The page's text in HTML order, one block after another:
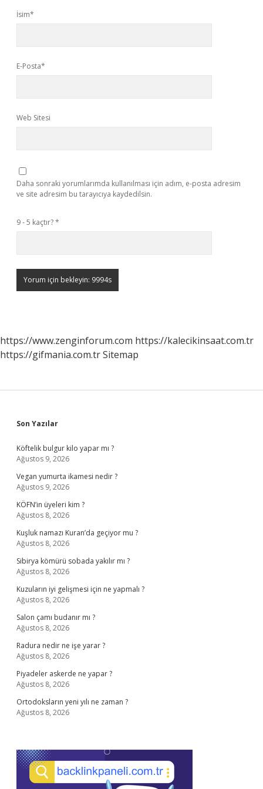
İsim*
E-Posta*
Web Sitesi
Daha sonraki yorumlarımda kullanılması için adım, e-posta adresim
ve site adresim bu tarayıcıya kaydedilsin.
9 - 5 kaçtır?*
https://www.zenginforum.com https://kalecikinsaat.com.tr
https://gifmania.com.trSitemap
Sidebar
Son Yazılar
Köftelik bulgur kilo yapar mı ?
Ağustos 9, 2026
Vegan yumurta ikamesi nedir ?
Ağustos 9, 2026
KÖFN’in üyeleri kim ?
Ağustos 8, 2026
Kuşluk namazı Kuran’da geçiyor mu ?
Ağustos 8, 2026
Sibirya kömürü sobada yakılır mı ?
Ağustos 8, 2026
Kuzuların iyi gelişmesi için ne yapmalı ?
Ağustos 8, 2026
Salon çamı budanır mı ?
Ağustos 8, 2026
Radura nedir ne işe yarar ?
Ağustos 8, 2026
Piyadeler askerde ne yapar ?
Ağustos 8, 2026
Ortodoksların yeni yılı ne zaman ?
Ağustos 8, 2026